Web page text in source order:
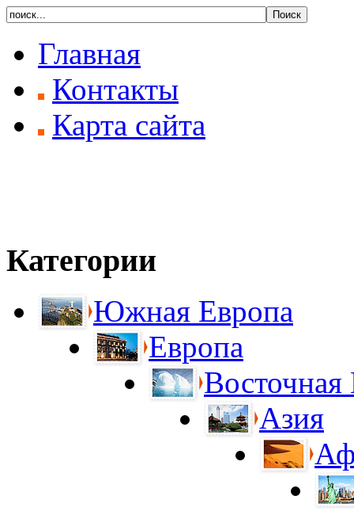
Главная
Контакты
Карта сайта
Категории
Южная Европа
Европа
Восточная
Азия